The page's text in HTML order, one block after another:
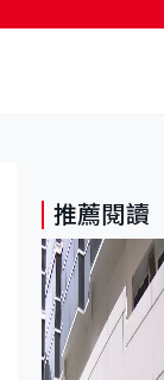
推薦閱讀